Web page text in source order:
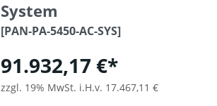
System
[PAN-PA-5450-AC-SYS]
91.932,17 €*
zzgl. 19% MwSt. i.H.v. 17.467,11 €